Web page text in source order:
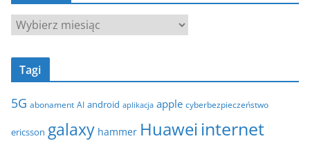
g
e
A
r
c
w
Tagi
5G abonament AI android aplikacja apple cyberbezpieczeństwo
ericsson galaxy hammer Huawei internet